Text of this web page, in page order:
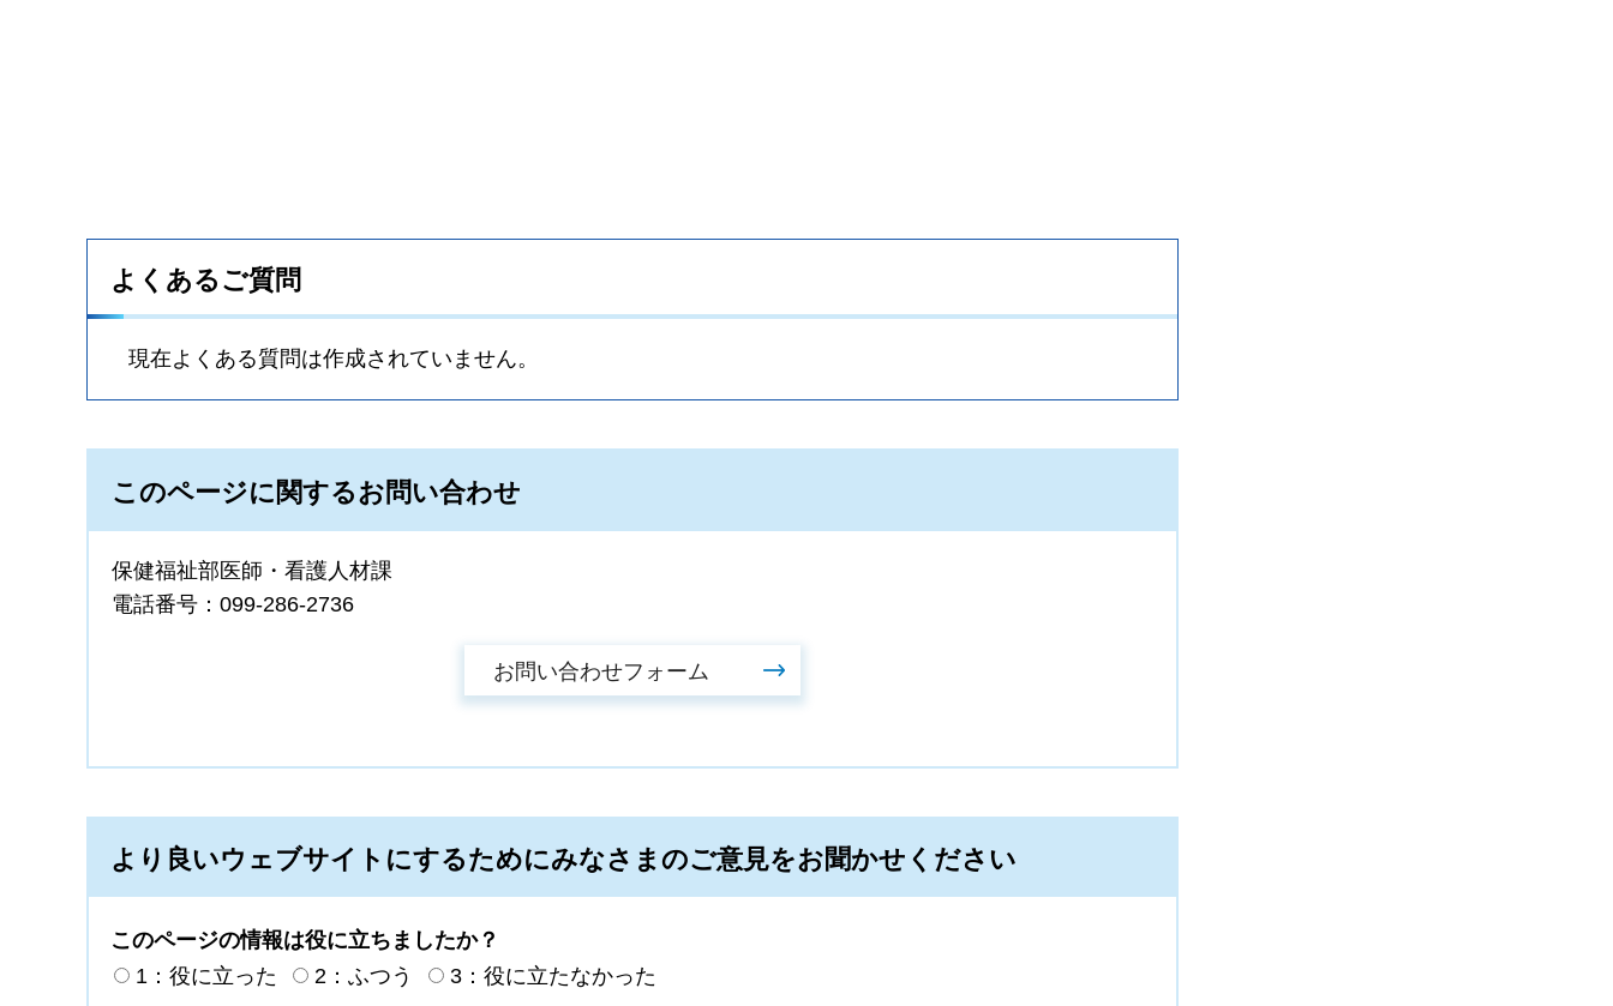
よくあるご質問
現在よくある質問は作成されていません。
このページに関するお問い合わせ
保健福祉部医師・看護人材課
電話番号：099-286-2736
より良いウェブサイトにするためにみなさまのご意見をお聞かせください
このページの情報は役に立ちましたか？
1：役に立った
2：ふつう
3：役に立たなかった